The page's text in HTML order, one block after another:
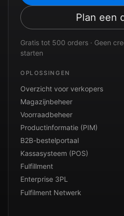
Plan een
Gratis tot 500 orders · Geen
starten
OPLOSSINGEN
Overzicht voor verkopers
Magazijnbeheer
Voorraadbeheer
Productinformatie (PIM)
B2B-bestelportaal
Kassasysteem (POS)
Fulfillment
Enterprise 3PL
Fulfilment Netwerk